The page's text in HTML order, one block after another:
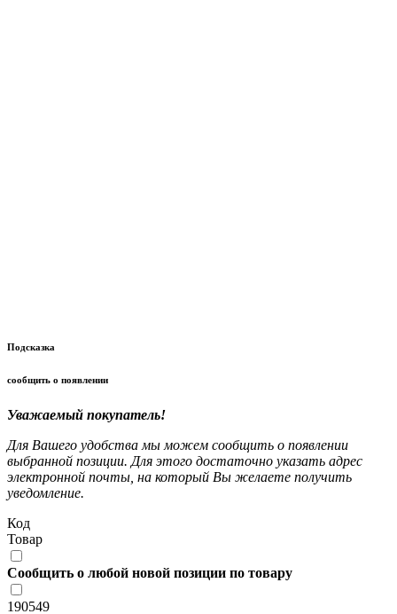
Подсказка
сообщить о появлении
Уважаемый покупатель!
Для Вашего удобства мы можем сообщить о появлении
выбранной позиции. Для этого достаточно указать адрес
электронной почты, на который Вы желаете получить
уведомление.
Код
Товар
Сообщить о любой новой позиции по товару
190549